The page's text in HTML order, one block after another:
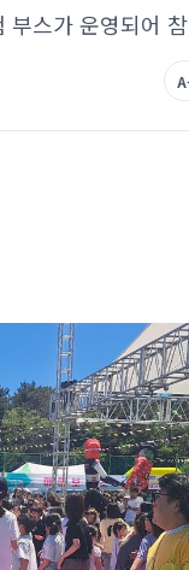
스가 운영되어